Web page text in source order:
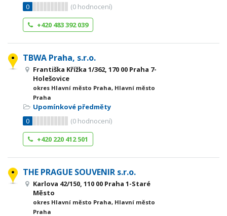
0
(0 hodnocení)
+420 483 392 039
TBWA Praha, s.r.o.
Františka Křížka 1/362, 170 00 Praha 7-
Holešovice
okres Hlavní město Praha, Hlavní město
Praha
Upomínkové předměty
0
(0 hodnocení)
+420 220 412 501
THE PRAGUE SOUVENIR s.r.o.
Karlova 42/150, 110 00 Praha 1-Staré
Město
okres Hlavní město Praha, Hlavní město
Praha